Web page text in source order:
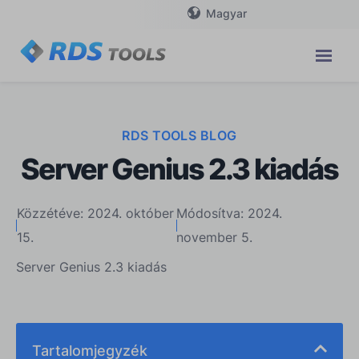
Magyar
RDS TOOLS BLOG
Server Genius 2.3 kiadás
Közzétéve: 2024. október
15.
Módosítva: 2024.
november 5.
Server Genius 2.3 kiadás
Tartalomjegyzék